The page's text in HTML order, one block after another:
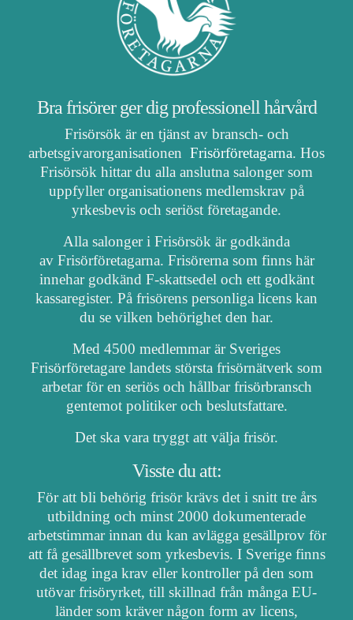
Bra frisörer ger dig professionell hårvård
Frisörsök är en tjänst av bransch- och
arbetsgivarorganisationen Frisörföretagarna. Hos
Frisörsök hittar du alla anslutna salonger som
uppfyller organisationens medlemskrav på
yrkesbevis och seriöst företagande.
Alla salonger i Frisörsök är godkända
av Frisörföretagarna. Frisörerna som finns här
innehar godkänd F-skattsedel och ett godkänt
kassaregister. På frisörens personliga licens kan
du se vilken behörighet den har.
Med 4500 medlemmar är Sveriges
Frisörföretagare landets största frisörnätverk som
arbetar för en seriös och hållbar frisörbransch
gentemot politiker och beslutsfattare.
Det ska vara tryggt att välja frisör.
Visste du att:
För att bli behörig frisör krävs det i snitt tre års
utbildning och minst 2000 dokumenterade
arbetstimmar innan du kan avlägga gesällprov för
att få gesällbrevet som yrkesbevis. I Sverige finns
det idag inga krav eller kontroller på den som
utövar frisöryrket, till skillnad från många EU-
länder som kräver någon form av licens,